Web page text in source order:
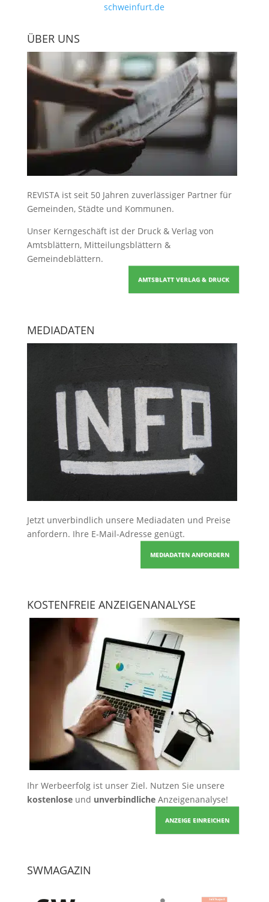
schweinfurt.de
ÜBER UNS
REVISTA ist seit 50 Jahren zuverlässiger Partner für
Gemeinden, Städte und Kommunen.
Unser Kerngeschäft ist der Druck & Verlag von
Amtsblättern, Mitteilungsblättern &
Gemeindeblättern.
AMTSBLATT VERLAG & DRUCK
MEDIADATEN
Jetzt unverbindlich unsere Mediadaten und Preise
anfordern. Ihre E-Mail-Adresse genügt.
MEDIADATEN ANFORDERN
KOSTENFREIE ANZEIGENANALYSE
Ihr Werbeerfolg ist unser Ziel. Nutzen Sie unsere
kostenloseund unverbindlicheAnzeigenanalyse!
ANZEIGE EINREICHEN
SWMAGAZIN